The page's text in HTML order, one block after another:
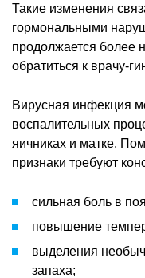
Такие изменения
гормональными
продолжается более
обратиться к врачу-
Вирусная инфекция
воспалительных
яичниках и матке.
признаки требуют
сильная боль в
повышение
выделения
запаха;